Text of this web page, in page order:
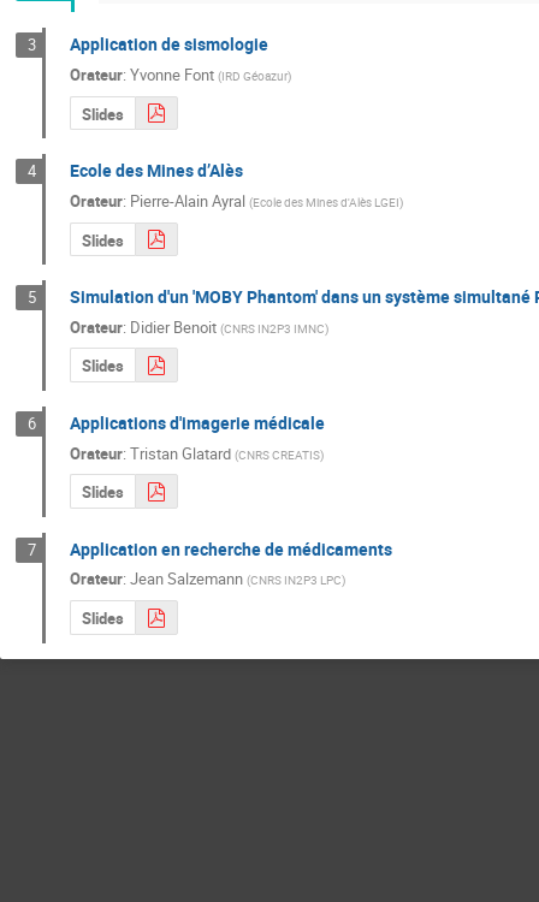
3 Application de sismologie
Orateur: Yvonne Font (IRD Géoazur)
Slides
4 Ecole des Mines d’Alès
Orateur: Pierre-Alain Ayral (Ecole des Mines d'Alès LGEI)
Slides
5 Simulation d'un 'MOBY Phantom' dans un système simultané
Orateur: Didier Benoit (CNRS IN2P3 IMNC)
Slides
6 Applications d'imagerie médicale
Orateur: Tristan Glatard (CNRS CREATIS)
Slides
7 Application en recherche de médicaments
Orateur: Jean Salzemann (CNRS IN2P3 LPC)
Slides